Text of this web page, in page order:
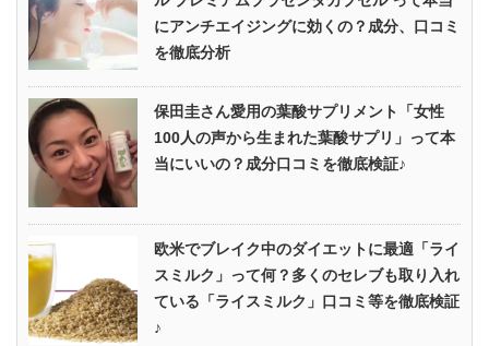
にアンチエイジングに効くの？成分、口コミ
を徹底分析
保田圭さん愛用の葉酸サプリメント「女性
100人の声から生まれた葉酸サプリ」って本
当にいいの？成分口コミを徹底検証♪
欧米でブレイク中のダイエットに最適「ライ
スミルク」って何？多くのセレブも取り入れ
ている「ライスミルク」口コミ等を徹底検証
♪